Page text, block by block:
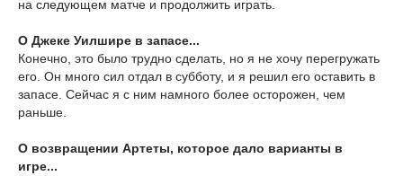
на следующем матче и продолжить играть.
О Джеке Уилшире в запасе...
Конечно, это было трудно сделать, но я не хочу перегружать
его. Он много сил отдал в субботу, и я решил его оставить в
запасе. Сейчас я с ним намного более осторожен, чем
раньше.
О возвращении Артеты, которое дало варианты в
игре...